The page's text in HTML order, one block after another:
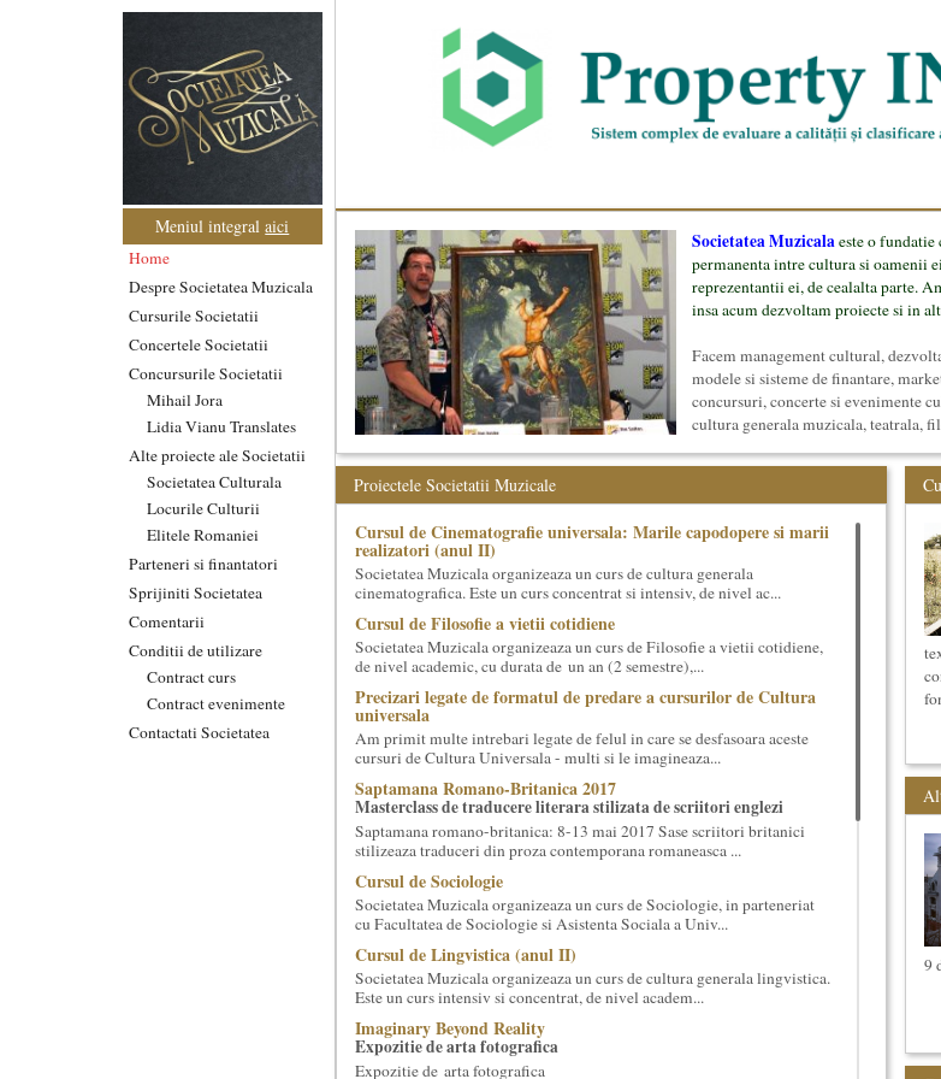
Meniul integralaici
Home
Despre Societatea Muzicala
Cursurile Societatii
Concertele Societatii
Concursurile Societatii
Mihail Jora
Lidia Vianu Translates
Alte proiecte ale Societatii
Societatea Culturala
Locurile Culturii
Elitele Romaniei
Parteneri si finantatori
Sprijiniti Societatea
Comentarii
Conditii de utilizare
Contract curs
Contract evenimente
Contactati Societatea
Societatea Muzicalaeste o fundatie
permanenta intre cultura si oamenii
reprezentantii ei, de cealalta parte.
insa acum dezvoltam proiecte si in
Facem management cultural,
modele si sisteme de finantare,
concursuri, concerte si evenimente
cultura generala muzicala, teatrala,
mai jos.
Proiectele Societatii Muzicale
Cursul de Cinematografie universala: Marile capodopere si marii
realizatori (anul II)
Societatea Muzicala organizeaza un curs de cultura generala
cinematografica. Este un curs concentrat si intensiv, de nivel ac...
Cursul de Filosofie a vietii cotidiene
Societatea Muzicala organizeaza un curs de Filosofie a vietii cotidiene,
de nivel academic, cu durata de un an (2 semestre),...
Precizari legate de formatul de predare a cursurilor de Cultura
universala
Am primit multe intrebari legate de felul in care se desfasoara aceste
cursuri de Cultura Universala - multi si le imagineaza...
Saptamana Romano-Britanica 2017
Masterclass de traducere literara stilizata de scriitori englezi
Saptamana romano-britanica: 8-13 mai 2017 Sase scriitori britanici
stilizeaza traduceri din proza contemporana romaneasca ...
Cursul de Sociologie
Societatea Muzicala organizeaza un curs de Sociologie, in parteneriat
cu Facultatea de Sociologie si Asistenta Sociala a Univ...
Cursul de Lingvistica (anul II)
Societatea Muzicala organizeaza un curs de cultura generala lingvistica.
Este un curs intensiv si concentrat, de nivel academ...
Imaginary Beyond Reality
Expozitie de arta fotografica
Expozitie de arta fotografica
9